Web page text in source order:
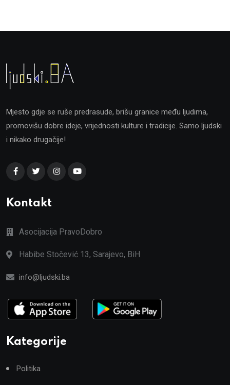
Mjesto gdje se ruše predrasude, brišu granice među ljudima,
promovišu dobre ideje, vrijednosti kulture i tradicije. Samo ljudski
i nikako drugačije!
Kontakt
Asocijacija PravoDobro
Habibe Stočević 13, Sarajevo, BiH
info@ljudski.ba
Kategorije
Politika